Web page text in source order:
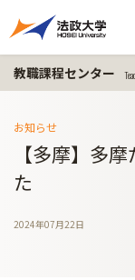
教職課程センター
お知らせ
【多摩】多
た
2024年07月22日